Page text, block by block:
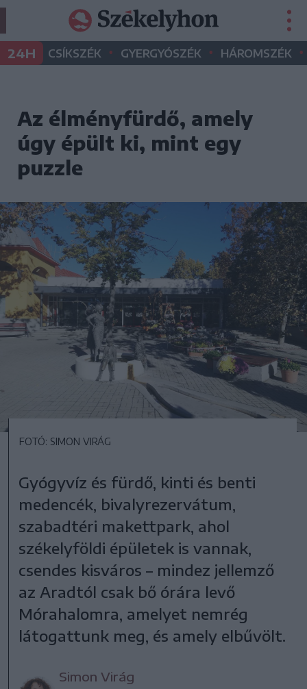
24H CSÍKSZÉK • GYERGYÓSZÉK • HÁROMSZÉK •
Az élményfürdő, amely
úgy épült ki, mint egy
puzzle
FOTÓ: SIMON VIRÁG
Gyógyvíz és fürdő, kinti és benti
medencék, bivalyrezervátum,
szabadtéri makettpark, ahol
székelyföldi épületek is vannak,
csendes kisváros – mindez jellemző
az Aradtól csak bő órára levő
Mórahalomra, amelyet nemrég
látogattunk meg, és amely elbűvölt.
Simon Virág